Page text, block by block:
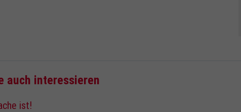
auch interessieren
ist!